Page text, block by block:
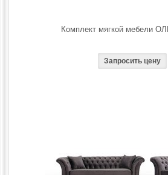
Комплект мягкой мебели